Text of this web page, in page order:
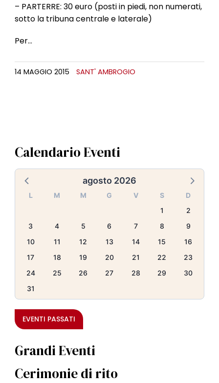
– PARTERRE: 30 euro (posti in piedi, non numerati,
sotto la tribuna centrale e laterale)
Per…
14 MAGGIO 2015 SANT' AMBROGIO
Calendario Eventi
agosto 2026
L M M G V S
D
1
2
3
4 5 6 7 8
9
10
11 12 13 14 15
16
17
18 19 20 21 22
23
24
25 26 27 28 29
30
31
EVENTI PASSATI
Grandi Eventi
Cerimonie di rito